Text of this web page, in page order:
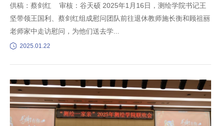
供稿：蔡剑红 审核：谷天硕 2025年1月16日，测绘学院书记王
坚带领王国利、蔡剑红组成慰问团队前往退休教师施长衡和顾祖丽
老师家中走访慰问，为他们送去学...
2025.01.22